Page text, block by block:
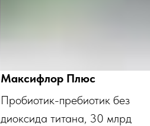
Максифлор Плюс
Пробиотик-пребиотик без
диоксида титана, 30 млрд